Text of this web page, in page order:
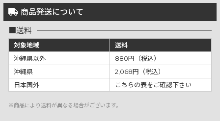
商品発送について
送料
対象地域
送料
沖縄県以外
880円（税込）
沖縄県
2,068円（税込）
日本国外
こちらの表をご確認下さい
※商品により送料が異なる場合がございます。